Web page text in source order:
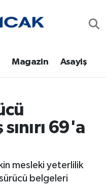
Magazin Asayiş
69'a
mesleki yeterlilik
belgeleri
Fikstür